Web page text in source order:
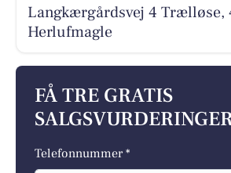
Langkærgårdsvej 4 Trælløse,
Herlufmagle
FÅ TRE GRATIS
Telefonnummer *